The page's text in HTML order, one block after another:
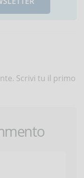
Scrivi tu il primo